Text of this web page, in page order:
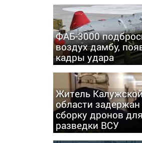
ФАБ-3000
воздух дамбу,
кадры удара
Житель
области задержан
сборку дронов для
разведки ВСУ